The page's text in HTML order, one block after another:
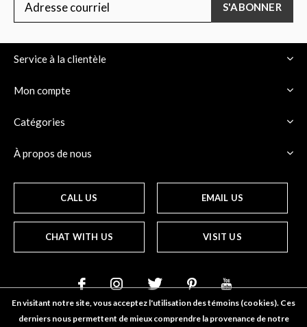
S'ABONNER
Service à la clientèle
Mon compte
Catégories
À propos de nous
CALL US EMAIL US
CHAT WITH US VISIT US
En visitant notre site, vous acceptez l'utilisation des témoins (cookies). Ces
derniers nous permettent de mieux comprendre la provenance de notre